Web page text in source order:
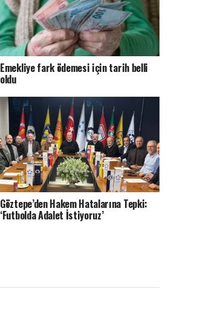
Emekliye fark ödemesi için tarih belli
oldu
Göztepe’den Hakem Hatalarına Tepki:
‘Futbolda Adalet İstiyoruz’